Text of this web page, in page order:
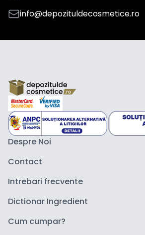
info@depozituldecosmetice.ro
Despre Noi
Contact
Intrebari frecvente
Dictionar Ingredient
Cum cumpar?